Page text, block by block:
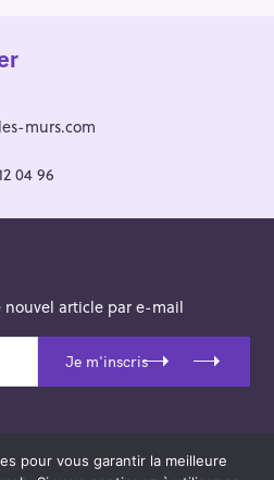
murs.com
04 96
nouvel article par e-mail
Je m'inscris
pour vous garantir la meilleure